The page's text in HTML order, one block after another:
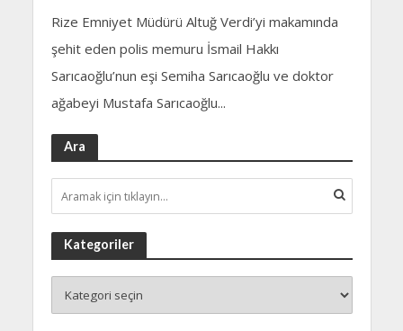
Rize Emniyet Müdürü Altuğ Verdi’yi makamında
şehit eden polis memuru İsmail Hakkı
Sarıcaoğlu’nun eşi Semiha Sarıcaoğlu ve doktor
ağabeyi Mustafa Sarıcaoğlu...
Ara
Kategoriler